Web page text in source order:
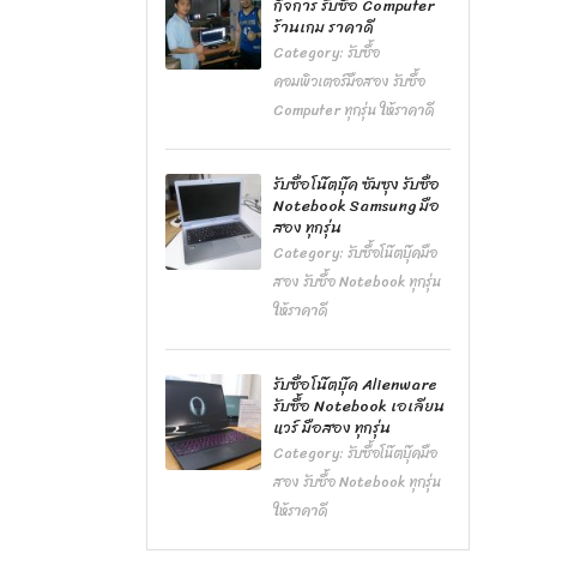
ร้านเกม ราคาดี
Category:รับซื้อ
คอมพิวเตอร์มือสอง รับซื้อ
Computer ทุกรุ่น ให้ราคาดี
รับซื้อโน๊ตบุ๊ค ซัมซุง รับซื้อ
Notebook Samsung มือ
สอง ทุกรุ่น
Category:รับซื้อโน๊ตบุ๊คมือ
สอง รับซื้อ Notebook ทุกรุ่น
ให้ราคาดี
รับซื้อโน๊ตบุ๊ค Alienware
รับซื้อ Notebook เอเลียน
แวร์ มือสอง ทุกรุ่น
Category:รับซื้อโน๊ตบุ๊คมือ
สอง รับซื้อ Notebook ทุกรุ่น
ให้ราคาดี